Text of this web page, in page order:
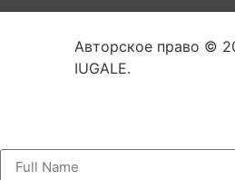
Авторское право ©
IUGALE.